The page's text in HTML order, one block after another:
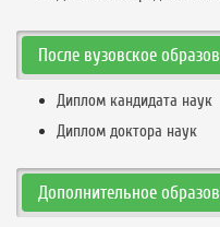
После вузовское
Диплом кандидата наук
Диплом доктора наук
Дополнительное